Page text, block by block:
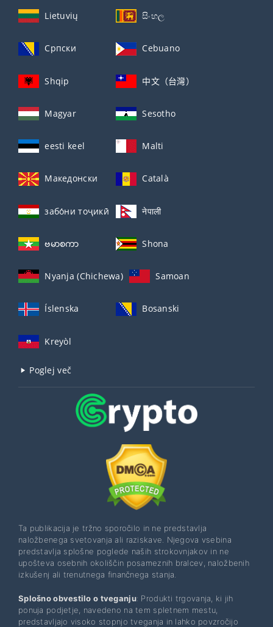
Lietuvių සිංහල
Српски Cebuano
Shqip 中文（台灣）
Magyar Sesotho
eesti keel Malti
Македонски Català
забо́ни тоҷикӣ́ नेपाली
ဗမာစကာ Shona
Nyanja (Chichewa) Samoan
Íslenska Bosanski
Kreyòl
Poglej več
Ta publikacija je tržno sporočilo in ne predstavlja
naložbenega svetovanja ali raziskave. Njegova vsebina
predstavlja splošne poglede naših strokovnjakov in ne
upošteva osebnih okoliščin posameznih bralcev, naložbenih
izkušenj ali trenutnega finančnega stanja.
Splošno obvestilo o tveganju: Produkti trgovanja, ki jih
ponuja podjetje, navedeno na tem spletnem mestu,
predstavljajo visoko stopnjo tveganja in lahko povzročijo